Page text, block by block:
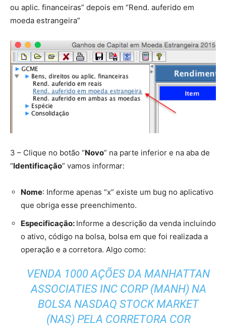
ou aplic. financeiras” depois em “Rend. auferido em
moeda estrangeira”
3 – Clique no botão “Novo” na parte inferior e na aba de
“Identificação” vamos informar:
Nome: Informe apenas “x” existe um bug no aplicativo
que obriga esse preenchimento.
Especificação: Informe a descrição da venda incluindo
o ativo, código na bolsa, bolsa em que foi realizada a
operação e a corretora. Algo como:
VENDA 1000 AÇÕES DA MANHATTAN
ASSOCIATIES INC CORP (MANH) NA
BOLSA NASDAQ STOCK MARKET
(NAS) PELA CORRETORA COR